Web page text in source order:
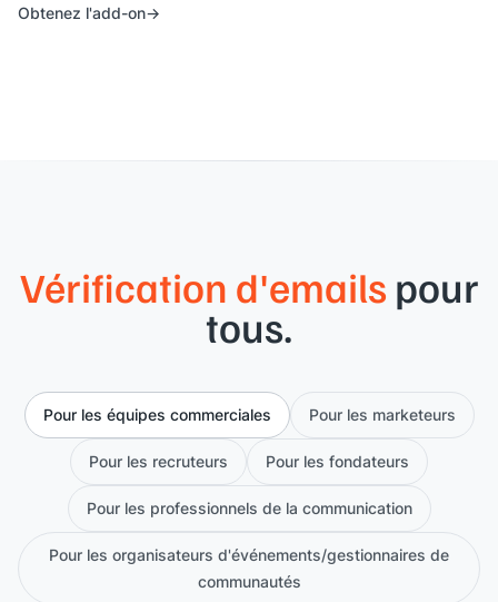
Obtenez l'add-on
Vérification d'emails pour
tous.
Pour les équipes commerciales Pour les marketeurs
Pour les recruteurs Pour les fondateurs
Pour les professionnels de la communication
Pour les organisateurs d'événements/gestionnaires de
communautés